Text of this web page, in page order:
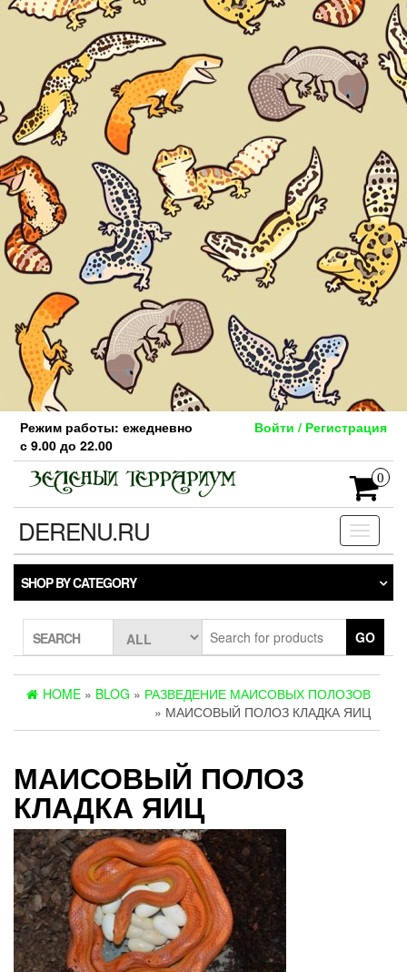
Skip
the
content
Режим работы: ежедневно
с 9.00 до 22.00
Войти / Регистрация
0
Toggle
DERENU.RU
SHOP BY CATEGORY
SEARCH GO
HOME » BLOG » РАЗВЕДЕНИЕ МАИСОВЫХ ПОЛОЗОВ
» МАИСОВЫЙ ПОЛОЗ КЛАДКА ЯИЦ
МАИСОВЫЙ ПОЛОЗ
КЛАДКА ЯИЦ